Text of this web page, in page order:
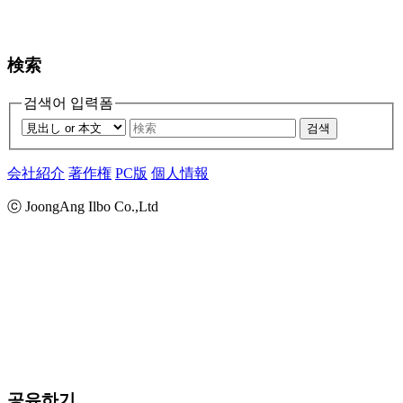
検索
검색어 입력폼
검색
会社紹介 著作権 PC版 個人情報
ⓒ JoongAng Ilbo Co.,Ltd